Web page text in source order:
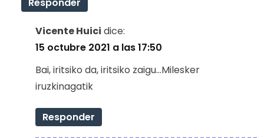
Vicente Huici dice:
15 octubre 2021 a las 17:50
Bai, iritsiko da, iritsiko zaigu…Milesker
iruzkinagatik
Responder